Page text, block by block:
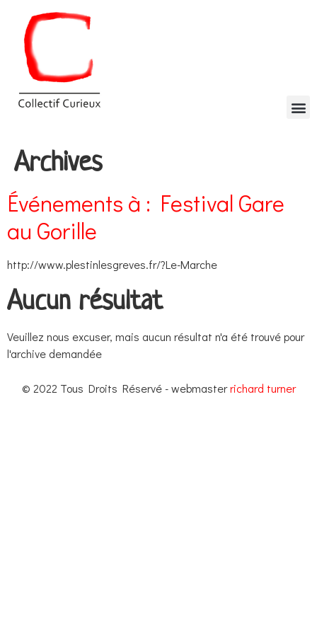
Archives
Événements à : Festival Gare
au Gorille
http://www.plestinlesgreves.fr/?Le-Marche
Aucun résultat
Veuillez nous excuser, mais aucun résultat n'a été trouvé pour
l'archive demandée
© 2022 Tous Droits Réservé - webmasterrichard turner